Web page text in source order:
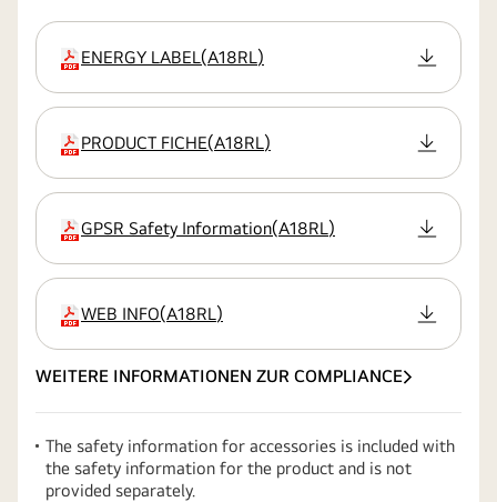
Erweiterung
ENERGY LABEL (A18RL )
Erweiterung
PRODUCT FICHE(A18RL )
Erweiterung
GPSR Safety Information(A18RL )
Erweiterung
WEB INFO(A18RL )
WEITERE INFORMATIONEN ZUR COMPLIANCE
The safety information for accessories is included with
the safety information for the product and is not
provided separately.